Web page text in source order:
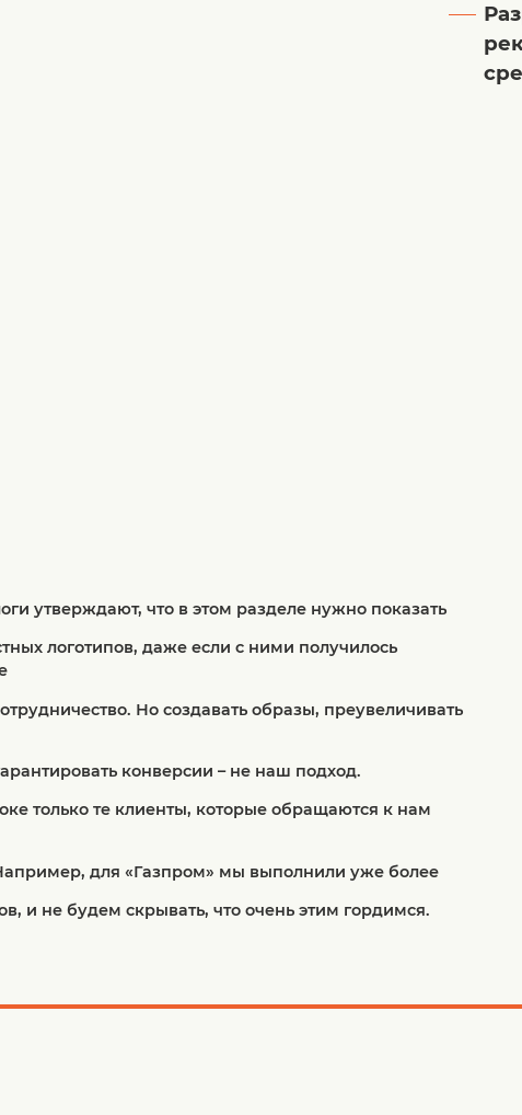
утверждают, что в этом разделе нужно показать
логотипов, даже если с ними получилось
Но создавать образы, преувеличивать
конверсии – не наш подход.
только те клиенты, которые обращаются к нам
для «Газпром» мы выполнили уже более
и не будем скрывать, что очень этим гордимся.